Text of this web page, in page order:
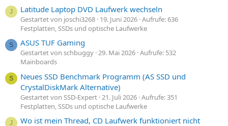
J Latitude Laptop DVD Laufwerk wechseln
Gestartet von joschi3268 19. Juni 2026 Aufrufe: 636
Festplatten, SSDs und optische Laufwerke
S ASUS TUF Gaming
Gestartet von schbuggy 29. Mai 2026 Aufrufe: 532
Mainboards
S
Neues SSD Benchmark Programm (AS SSD und
CrystalDiskMark Alternative)
Gestartet von SSD-Expert 21. Juli 2026 Aufrufe: 351
Festplatten, SSDs und optische Laufwerke
J Wo ist mein Thread, CD Laufwerk funktioniert nicht